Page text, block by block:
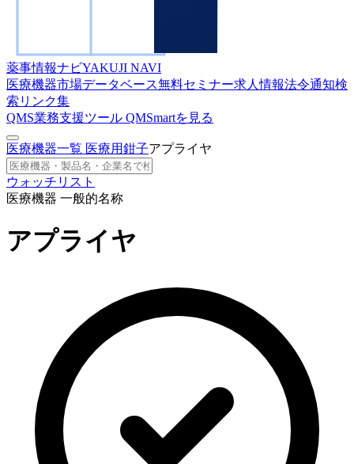
薬事情報ナビYAKUJI NAVI
医療機器市場データベース無料セミナー求人情報法令通知検
索 リンク集
QMS業務支援ツール QMSmartを見る
医療機器一覧 医療用鉗子アプライヤ
ウォッチリスト
医療機器 一般的名称
アプライヤ